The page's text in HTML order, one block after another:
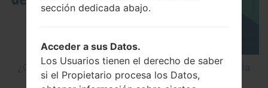
¿Cómo Activar las Opciones de Desarrollador y la
Depuración USB en LG?
sección dedicada abajo.
Acceder a sus Datos.
Los Usuarios tienen el derecho de saber
si el Propietario procesa los Datos,